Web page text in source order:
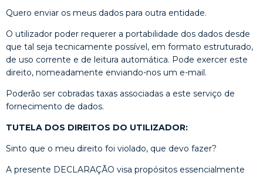
Quero enviar os meus dados para outra entidade.
O utilizador poder requerer a portabilidade dos dados desde
que tal seja tecnicamente possível, em formato estruturado,
de uso corrente e de leitura automática. Pode exercer este
direito, nomeadamente enviando-nos um e-mail.
Poderão ser cobradas taxas associadas a este serviço de
fornecimento de dados.
TUTELA DOS DIREITOS DO UTILIZADOR:
Sinto que o meu direito foi violado, que devo fazer?
A presente DECLARAÇÃO visa propósitos essencialmente